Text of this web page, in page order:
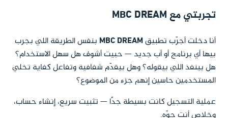
تجربتي مع MBC DREAM
أنا دخلت أجرّب تطبيقMBC DREAM بنفس الطريقة اللي بجرب
بيها أي برنامج أو أب جديد — حبيت أشوف هل سهل الاستخدام؟
هل بينفذ اللي بيقوله؟ وهل بيقدّم شفافية وتفاعل كفاية تخلي
المستخدمين حاسين إنهم جزء من الموضوع؟
عملية التسجيل كانت بسيطة جدًا — تثبيت سريع، إنشاء حساب،
وخلاص أنت جوّه.